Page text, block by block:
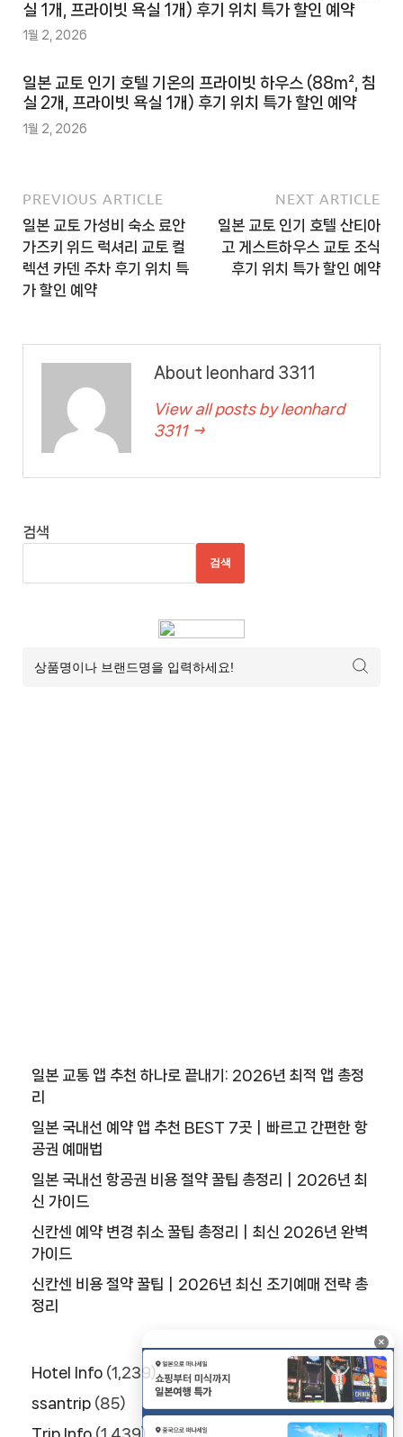
×
실 1개, 프라이빗 욕실 1개) 후기 위치 특가 할인 예약
1월 2, 2026
일본 교토 인기 호텔 기온의 프라이빗 하우스 (88m², 침
실 2개, 프라이빗 욕실 1개) 후기 위치 특가 할인 예약
1월 2, 2026
PREVIOUS ARTICLE
일본 교토 가성비 숙소 료안
가즈키 위드 럭셔리 교토 컬
렉션 카덴 주차 후기 위치 특
가 할인 예약
NEXT ARTICLE
일본 교토 인기 호텔 산티아
고 게스트하우스 교토 조식
후기 위치 특가 할인 예약
About leonhard 3311
View all posts by leonhard
3311 →
검색
검색
일본 교통 앱 추천 하나로 끝내기: 2026년 최적 앱 총정
리
일본 국내선 예약 앱 추천 BEST 7곳｜빠르고 간편한 항
공권 예매법
일본 국내선 항공권 비용 절약 꿀팁 총정리｜2026년 최
신 가이드
신칸센 예약 변경 취소 꿀팁 총정리｜최신 2026년 완벽
가이드
신칸센 비용 절약 꿀팁｜2026년 최신 조기예매 전략 총
정리
Hotel Info (1,239)
ssantrip (85)
Trip Info (1,439)